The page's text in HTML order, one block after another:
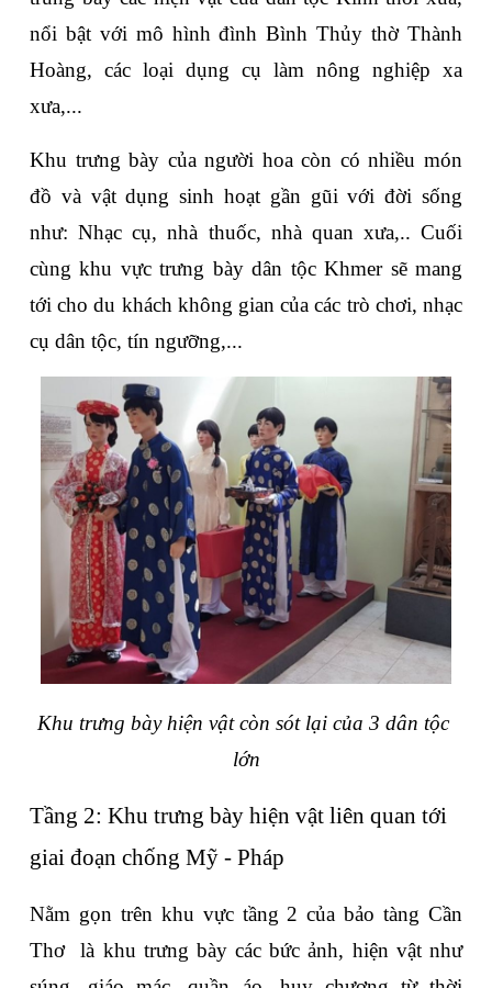
nổi bật với mô hình đình Bình Thủy thờ Thành
Hoàng, các loại dụng cụ làm nông nghiệp xa
xưa,...
Khu trưng bày của người hoa còn có nhiều món
đồ và vật dụng sinh hoạt gần gũi với đời sống
như: Nhạc cụ, nhà thuốc, nhà quan xưa,.. Cuối
cùng khu vực trưng bày dân tộc Khmer sẽ mang
tới cho du khách không gian của các trò chơi, nhạc
cụ dân tộc, tín ngưỡng,...
Khu trưng bày hiện vật còn sót lại của 3 dân tộc
lớn
Tầng 2: Khu trưng bày hiện vật liên quan tới
giai đoạn chống Mỹ - Pháp
Nằm gọn trên khu vực tầng 2 của bảo tàng Cần
Thơ  là khu trưng bày các bức ảnh, hiện vật như